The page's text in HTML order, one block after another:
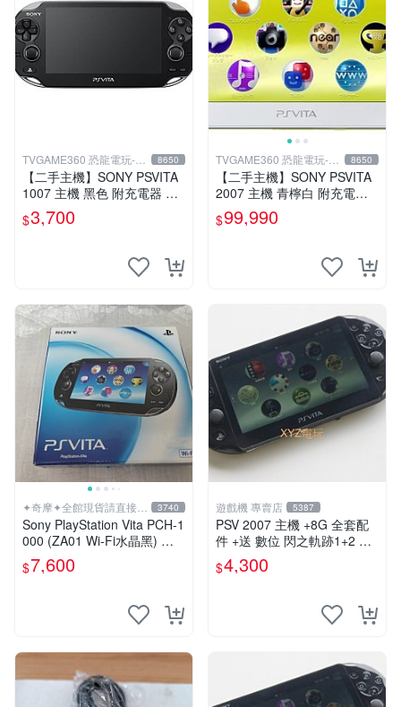
TVGAME360 恐龍電玩-台
中店
8650
【二手主機】SONY PSVITA
1007 主機 黑色 附充電器 US
B傳輸線 PS VITA PSV【台中
恐龍電玩】
$3,700
TVGAME360 恐龍電玩-台
中店
8650
【二手主機】SONY PSVITA
2007 主機 青檸白 附充電器
USB傳輸線 PS VITA PSV 台
中恐龍電玩
$99,990
✦奇摩✦全館現貨請直接下
標
3740
Sony PlayStation Vita PCH-1
000 (ZA01 Wi-Fi水晶黑) 掌
上遊戲機 5英吋多點觸控螢幕
$7,600
遊戲機 專賣店 5387
PSV 2007 主機 +8G 全套配
件 +送 數位 閃之軌跡1+2 保
修一年 品質有保障
$4,300